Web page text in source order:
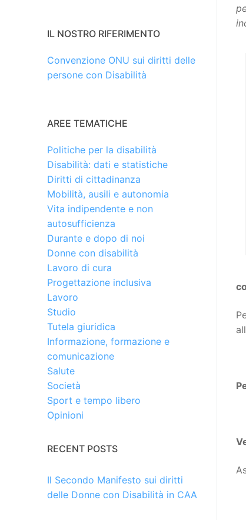
IL NOSTRO RIFERIMENTO
Convenzione ONU sui diritti delle
persone con Disabilità
AREE TEMATICHE
Politiche per la disabilità
Disabilità: dati e statistiche
Diritti di cittadinanza
Mobilità, ausili e autonomia
Vita indipendente e non
autosufficienza
Durante e dopo di noi
Donne con disabilità
Lavoro di cura
Progettazione inclusiva
Lavoro
Studio
Tutela giuridica
Informazione, formazione e
comunicazione
Salute
Società
Sport e tempo libero
Opinioni
RECENT POSTS
Il Secondo Manifesto sui diritti
delle Donne con Disabilità in CAA